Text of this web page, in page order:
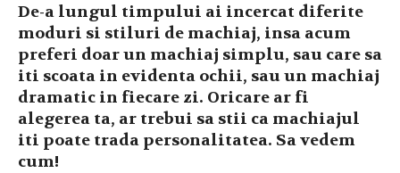
De-a lungul timpului ai incercat diferite
moduri si stiluri de machiaj, insa acum
preferi doar un machiaj simplu, sau care sa
iti scoata in evidenta ochii, sau un machiaj
dramatic in fiecare zi. Oricare ar fi
alegerea ta, ar trebui sa stii ca machiajul
iti poate trada personalitatea. Sa vedem
cum!